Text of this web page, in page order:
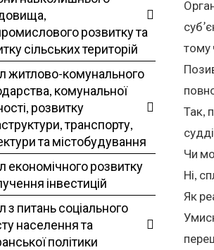
тому
Так,
Чи
Ні,
Як
розвитку та
сільських територій
житлово-комунального
комунальної
розвитку
транспорту,
та містобудування
економічного розвитку
інвестицій
з питань соціального
населення та
політики